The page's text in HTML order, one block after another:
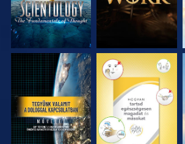
MŰSORNÉZÉS MŰSORNÉZÉS